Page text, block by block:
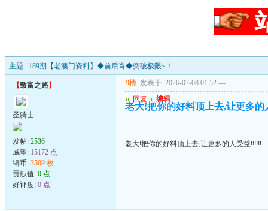
主题 : 189期【老澳门资料】◆前后肖◆突破极限~！
【致富之路】
圣骑士
发帖: 2536
威望: 15172 点
铜币: 3509 枚
贡献值: 0 点
好评度: 0 点
9楼 发表于: 2026-07-08 01:52 ---
u 回复 u 编辑 u
老大!把你的好料顶上去,让更多
老大!把你的好料顶上去,让更多的人受益!!!!!!